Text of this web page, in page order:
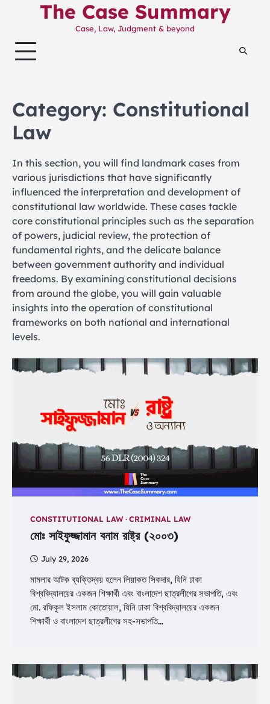
The Case Summary
Case, Law, Judgment & beyond
Category: Constitutional
Law
In this section, you will find landmark cases from
various jurisdictions that have significantly
influenced the interpretation and development of
constitutional law worldwide. These cases tackle
core constitutional principles such as the separation
of powers, judicial review, the protection of
fundamental rights, and the delicate balance
between government authority and individual
freedoms. By examining constitutional decisions
from around the globe, you will gain valuable
insights into the operation of constitutional
frameworks on both national and international
levels.
CONSTITUTIONAL LAW CRIMINAL LAW
মোঃ সাইফুজ্জামান বনাম রাষ্ট্র (২০০৩)
July 29, 2026
মামলার আটক ব্যক্তিদ্বয় হলেন লিয়াকত সিকদার, যিনি ঢাকা
বিশ্ববিদ্যালয়ের একজন শিক্ষার্থী এবং বাংলাদেশ ছাত্রলীগের সভাপতি, এবং
মো. রফিকুল ইসলাম কোতোয়াল, যিনি ঢাকা বিশ্ববিদ্যালয়ের একজন
শিক্ষার্থী ও বাংলাদেশ ছাত্রলীগের সহ-সভাপতি…